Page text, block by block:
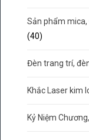
Sản phẩm mica,
(40)
Đèn trang trí,
Khắc Laser kim
Kỷ Niệm